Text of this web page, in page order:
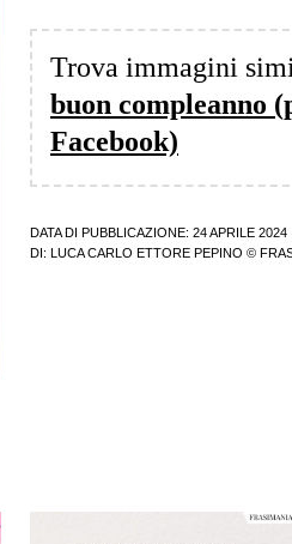
Trova immagini
buon compleanno
Facebook)
DATA DI PUBBLICAZIONE: 24 APRILE 2024
DI:
LUCA CARLO ETTORE PEPINO ©